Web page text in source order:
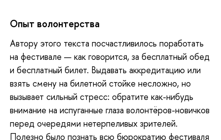
Опыт волонтерства
Автору этого текста посчастливилось поработать
на фестивале — как говорится, за бесплатный обед
и бесплатный билет. Выдавать аккредитацию или
взять смену на билетной стойке несложно, но
вызывает сильный стресс: обратите как-нибудь
внимание на испуганные глаза волонтёров-новичков
перед очередями нетерпеливых зрителей.
Полезно было познать всю бюрократию фестиваля